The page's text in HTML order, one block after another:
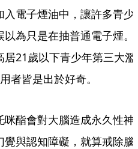
電子煙油中，讓許多青少
為只是在抽普通電子煙。
21歲以下青少年第三大濫
者皆是出於好奇。
酯會對大腦造成永久性神
與認知障礙，就算戒除腦